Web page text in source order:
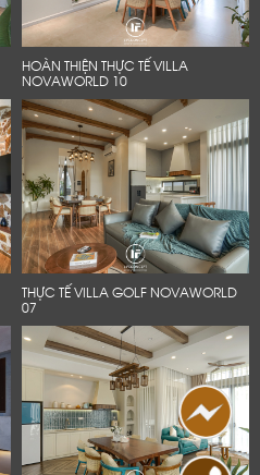
HOÀN THIỆN THỰC TẾ VILLA
NOVAWORLD 10
THỰC TẾ VILLA GOLF NOVAWORLD
07